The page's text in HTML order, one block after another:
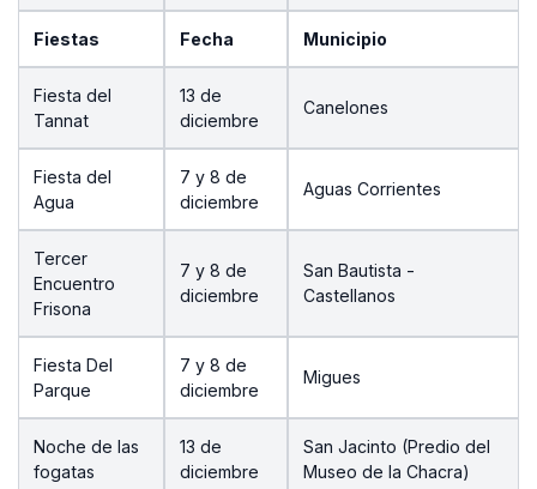
Fiestas Fecha Municipio
Fiesta del
Tannat
13 de
diciembre
Canelones
Fiesta del
Agua
7 y 8 de
diciembre
Aguas Corrientes
Tercer
Encuentro
Frisona
7 y 8 de
diciembre
San Bautista -
Castellanos
Fiesta Del
Parque
7 y 8 de
diciembre
Migues
Noche de las
fogatas
13 de
diciembre
San Jacinto (Predio del
Museo de la Chacra)